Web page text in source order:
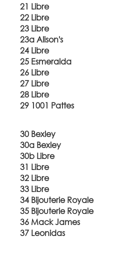
21 Libre
22 Libre
23 Libre
23a Alison's
24 Libre
25 Esmeralda
26 Libre
27 Libre
28 Libre
29 1001 Pattes
30 Bexley
30a Bexley
30b Libre
31 Libre
32 Libre
33 Libre
34 Bijouterie Royale
35 Bijouterie Royale
36 Mack James
37 Leonidas